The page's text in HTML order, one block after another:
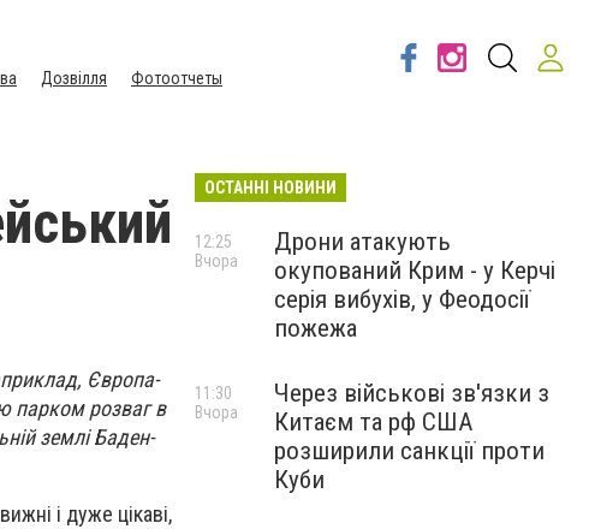
Дозвілля Фотоотчеты
Європа-
парком розваг в
землі Баден-
і дуже цікаві,
ОСТАННІ НОВИНИ
Дрони атакують
окупований Крим - у Керчі
серія вибухів, у Феодосії
пожежа
12:25
Вчора
Через військові зв'язки з
Китаєм та рф США
розширили санкції проти
Куби
11:30
Вчора